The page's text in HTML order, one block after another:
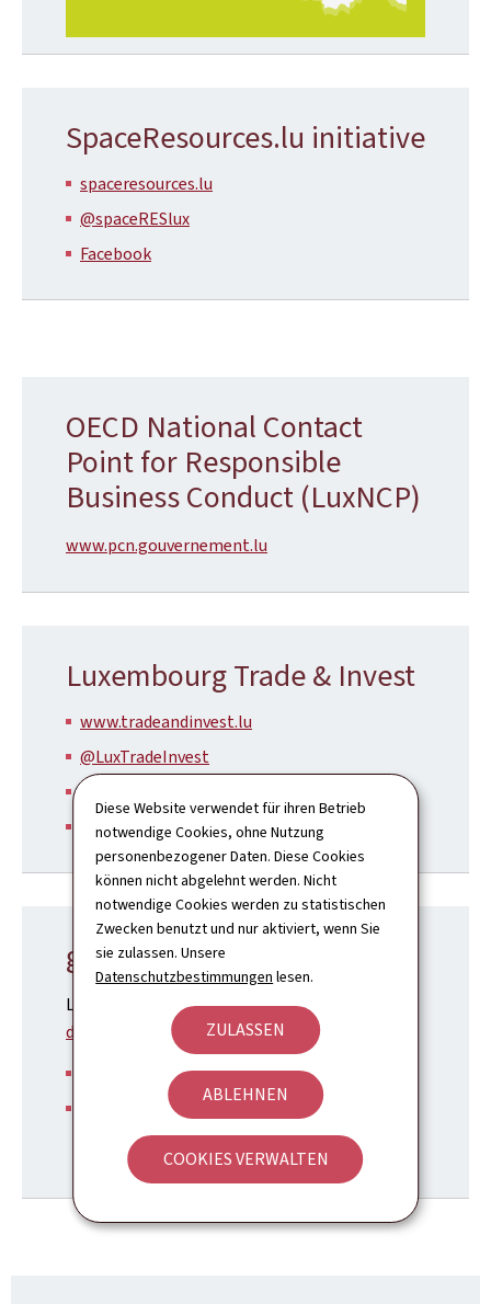
Diese Website verwendet für ihren Betrieb
notwendige Cookies, ohne Nutzung
personenbezogener Daten. Diese Cookies
können nicht abgelehnt werden. Nicht
notwendige Cookies werden zu statistischen
Zwecken benutzt und nur aktiviert, wenn Sie
sie zulassen. Unsere
Datenschutzbestimmungen lesen.
ZULASSEN
ABLEHNEN
COOKIES VERWALTEN
SpaceResources.lu initiative
spaceresources.lu
@spaceRESlux
Facebook
OECD National Contact
Point for Responsible
Business Conduct (LuxNCP)
www.pcn.gouvernement.lu
Luxembourg Trade & Invest
www.tradeandinvest.lu
@LuxTradeInvest
Trade & Invest on Linkedin
guichet.lu
Le guide administratif pour effectuer vos
démarches
Guichet.lu on Facebook
Guichet.lu on Linkedin